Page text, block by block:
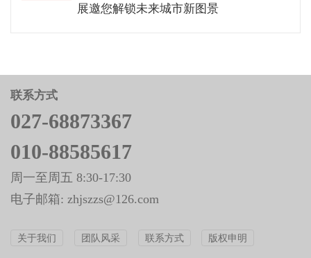
展邀您解锁未来城市新图景
联系方式
027-68873367
010-88585617
周一至周五 8:30-17:30
电子邮箱: zhjszzs@126.com
关于我们 团队风采 联系方式 版权申明